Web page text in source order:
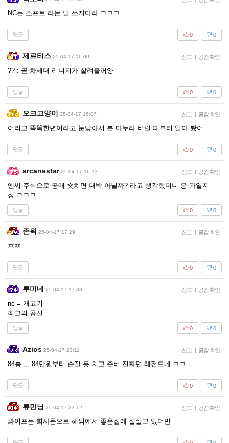
NC는 소프트 라는 말 쓰지마라 ㅋㅋㅋ
답글 0
0
제르티스 25-04-17 16:00 신고 공감 확인
?? : 곧 차세대 리니지가 살려줄꺼양
답글 0
0
오크고양이 25-04-17 16:07 신고 공감 확인
어리고 똑똑한년이라고 눈맞아서 본 마누라 버릴 때부터 알아 봤어.
답글 0
0
arcanestar 25-04-17 16:13 신고 공감 확인
엔씨 주식으로 공매 숏치면 대박 아닐까? 라고 생각했더니 응 과열지
정 ㅋㅋㅋ
답글 0
0
존윅 25-04-17 17:29 신고 공감 확인
ㅉㅉ
답글 0
0
루미네 25-04-17 17:38 신고 공감 확인
nc = 개고기
최고의 공신
답글 0
0
Azios 25-04-17 23:11 신고 공감 확인
84층 ;;; 84만원부터 손절 못 치고 존버 진짜면 레전드네 ㅋㅋ
답글 0
0
류민님 25-04-17 23:12 신고 공감 확인
와이프는 회사돈으로 해외에서 좋은집에 잘살고 있더만